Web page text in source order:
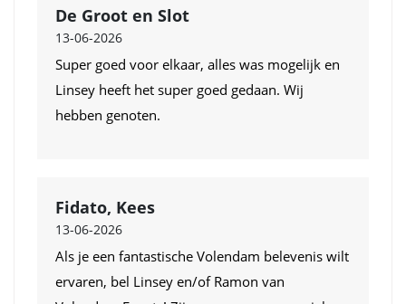
De Groot en Slot
13-06-2026
Super goed voor elkaar, alles was mogelijk en
Linsey heeft het super goed gedaan. Wij
hebben genoten.
Fidato, Kees
13-06-2026
Als je een fantastische Volendam belevenis wilt
ervaren, bel Linsey en/of Ramon van